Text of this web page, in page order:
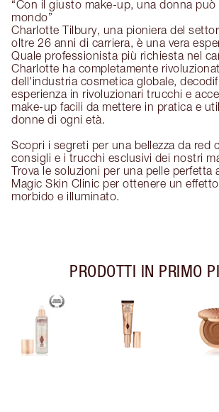
“Con il giusto make-up, una donna può
mondo”
Charlotte Tilbury, una pioniera del
oltre 26 anni di carriera, è una vera
Quale professionista più richiesta nel
Charlotte ha completamente
dell'industria cosmetica globale,
esperienza in rivoluzionari trucchi e
make-up facili da mettere in pratica e
donne di ogni età.
Scopri i segreti per una bellezza da red
consigli e i trucchi esclusivi dei nostri
Trova le soluzioni per una pelle perfetta
Magic Skin Clinic per ottenere un
morbido e illuminato.
PRODOTTI IN PRIMO